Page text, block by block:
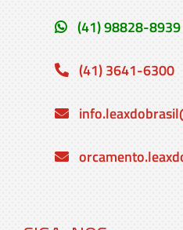
(41) 98828-8939
(41) 3641-6300